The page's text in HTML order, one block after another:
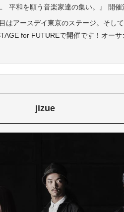
平和を願う音楽家達の集い。』 開催
はアースデイ東京のステージ。そし
for FUTUREで開催です！オー
jizue